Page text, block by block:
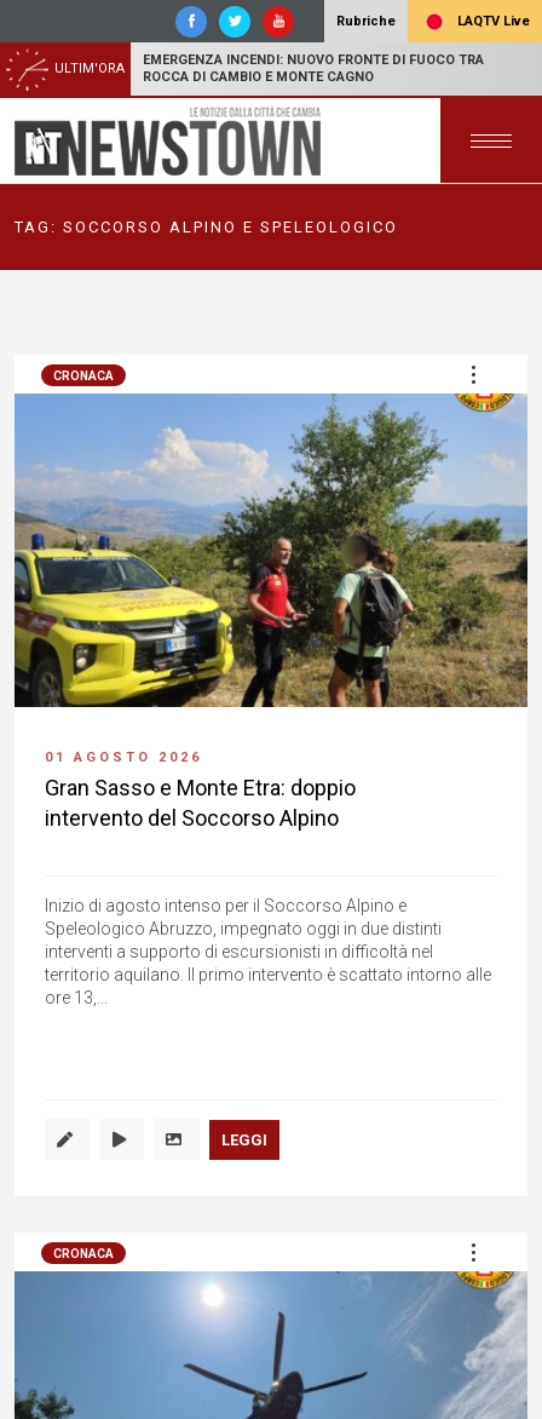
Rubriche LAQTV Live
ULTIM'ORA
EMERGENZA INCENDI: NUOVO FRONTE DI FUOCO TRA
ROCCA DI CAMBIO E MONTE CAGNO
TAG: SOCCORSO ALPINO E SPELEOLOGICO
CRONACA
01 AGOSTO 2026
Gran Sasso e Monte Etra: doppio
intervento del Soccorso Alpino
Inizio di agosto intenso per il Soccorso Alpino e
Speleologico Abruzzo, impegnato oggi in due distinti
interventi a supporto di escursionisti in difficoltà nel
territorio aquilano. Il primo intervento è scattato intorno alle
ore 13,...
LEGGI
CRONACA